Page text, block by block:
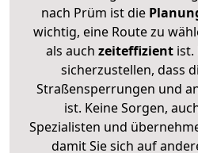
nach Prüm ist die
wichtig, eine Route zu
als auch zeiteffizientist.
sicherzustellen, dass
Straßensperrungen und
ist. Keine Sorgen,
Spezialisten und
damit Sie sich auf